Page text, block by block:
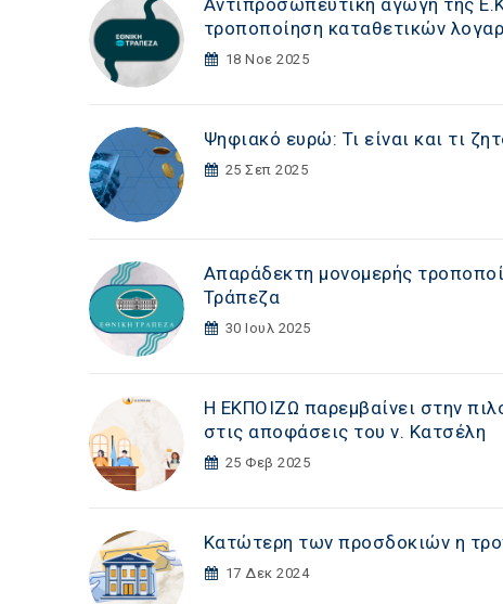
Αντιπροσωπευτική αγωγή της
τροποποίηση καταθετικών
18 Νοε 2025
Ψηφιακό ευρώ: Τι είναι και τι
25 Σεπ 2025
Απαράδεκτη μονομερής
Τράπεζα
30 Ιουλ 2025
Η ΕΚΠΟΙΖΩ παρεμβαίνει στην
στις αποφάσεις του ν. Κατσέλη
25 Φεβ 2025
Κατώτερη των προσδοκιών η
17 Δεκ 2024